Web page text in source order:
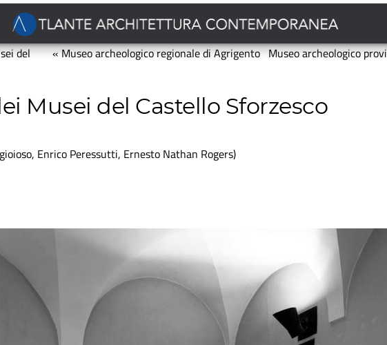
del
« Museo archeologico regionale di Agrigento Museo archeologico
Musei del Castello Sforzesco
Enrico Peressutti, Ernesto Nathan Rogers)